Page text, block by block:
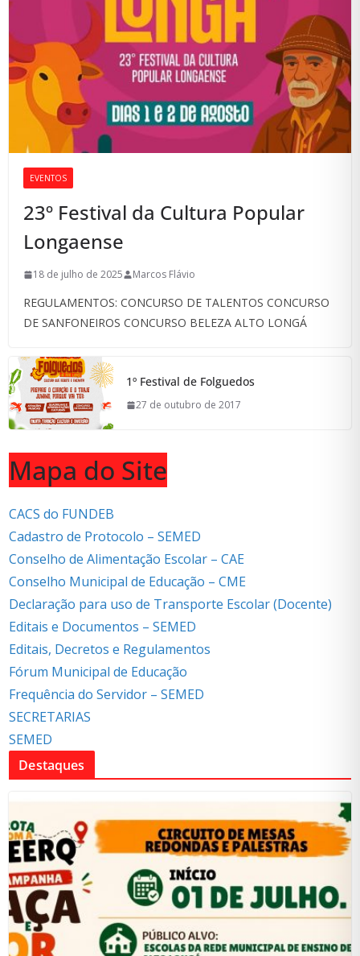
EVENTOS
23º Festival da Cultura Popular
Longaense
18 de julho de 2025 Marcos Flávio
REGULAMENTOS: CONCURSO DE TALENTOS CONCURSO
DE SANFONEIROS CONCURSO BELEZA ALTO LONGÁ
1º Festival de Folguedos
27 de outubro de 2017
Mapa do Site
CACS do FUNDEB
Cadastro de Protocolo – SEMED
Conselho de Alimentação Escolar – CAE
Conselho Municipal de Educação – CME
Declaração para uso de Transporte Escolar (Docente)
Editais e Documentos – SEMED
Editais, Decretos e Regulamentos
Fórum Municipal de Educação
Frequência do Servidor – SEMED
SECRETARIAS
SEMED
Destaques